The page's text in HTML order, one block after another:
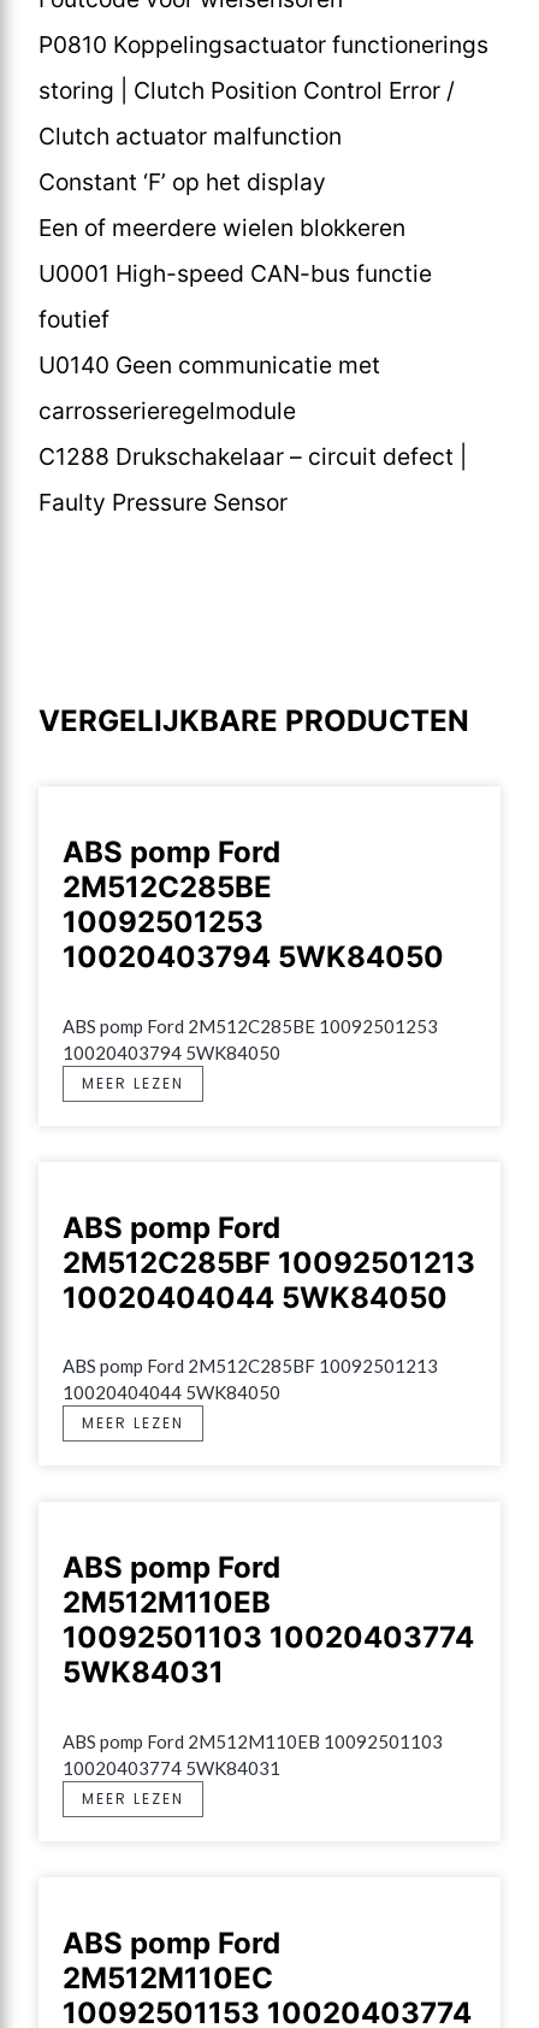
P0810 Koppelingsactuator functionerings
storing | Clutch Position Control Error /
Clutch actuator malfunction
Constant ‘F’ op het display
Een of meerdere wielen blokkeren
U0001 High-speed CAN-bus functie
foutief
U0140 Geen communicatie met
carrosserieregelmodule
C1288 Drukschakelaar – circuit defect |
Faulty Pressure Sensor
VERGELIJKBARE PRODUCTEN
ABS pomp Ford
2M512C285BE
10092501253
10020403794 5WK84050
ABS pomp Ford 2M512C285BE 10092501253
10020403794 5WK84050
MEER LEZEN
ABS pomp Ford
2M512C285BF 10092501213
10020404044 5WK84050
ABS pomp Ford 2M512C285BF 10092501213
10020404044 5WK84050
MEER LEZEN
ABS pomp Ford
2M512M110EB
10092501103 10020403774
5WK84031
ABS pomp Ford 2M512M110EB 10092501103
10020403774 5WK84031
MEER LEZEN
ABS pomp Ford
2M512M110EC
10092501153 10020403774